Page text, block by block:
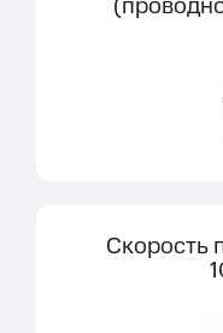
Скорость